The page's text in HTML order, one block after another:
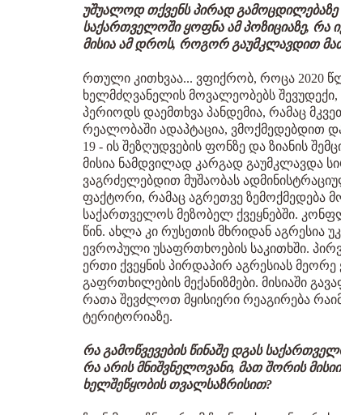
უშუალოდ თქვენს პირად
საქართველოში ყოფნა ამ პოზიციაზე, რა
მისია ამ დროს, როგორ გაუმკლავდით
რთული კითხვაა... ვფიქრობ, როცა 2020
ხელმძღვანელის მოვალეობებს შევუდექი,
პერიოდს დაემთხვა პანდემია, რამაც
რეალობაში ადაპტაცია, ვმოქმედებდით
19 - ის შეზღუდვების ფონზე და ზიანის
მისია ნამდვილად კარგად გაუმკლავდა
ვაგრძელებდით მუშაობას
ფაქტორი, რამაც აგრეთვე ზემოქმედება
საქართველოს მეზობელ ქვეყნებში.
წინ. ახლა კი რუსეთის მხრიდან აგრესია
ევროპული უსაფრთხოების საკითხში.
ერთი ქვეყნის პირდაპირ აგრესიას მეორე
გაფრთხილების მექანიზმები. მისიაში
რათა შევძლოთ მყისიერი რეაგირება
ტერიტორიაზე.
რა გამოწვევების წინაშე დგას
რა არის მნიშვნელოვანი, მათ შორის
ხელშეწყობის თვალსაზრისით?